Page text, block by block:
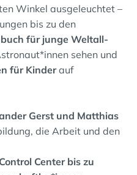
Winkel ausgeleuchtet –
bis zu den
für junge Weltall-
sehen und
für Kinderauf
Gerst und Matthias
die Arbeit und den
Center bis zu